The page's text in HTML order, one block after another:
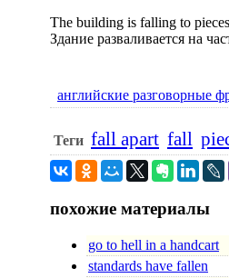
The building is falling to
Здание разваливается на
английские разговорные
Теги fall apart fall
похожие материалы
go to hell in a handcart
standards have fallen